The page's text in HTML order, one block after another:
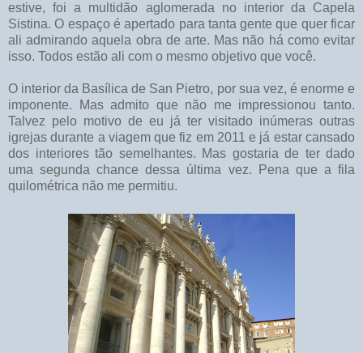
estive, foi a multidão aglomerada no interior da Capela
Sistina. O espaço é apertado para tanta gente que quer ficar
ali admirando aquela obra de arte. Mas não há como evitar
isso. Todos estão ali com o mesmo objetivo que você.
O interior da Basílica de San Pietro, por sua vez, é enorme e
imponente. Mas admito que não me impressionou tanto.
Talvez pelo motivo de eu já ter visitado inúmeras outras
igrejas durante a viagem que fiz em 2011 e já estar cansado
dos interiores tão semelhantes. Mas gostaria de ter dado
uma segunda chance dessa última vez. Pena que a fila
quilométrica não me permitiu.